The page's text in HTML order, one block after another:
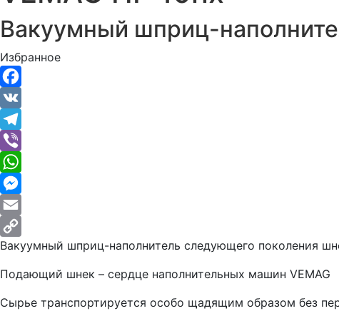
Вакуумный шприц-
Избранное
Facebook
VK
Telegram
Viber
WhatsApp
Messenger
Email
Copy
Link
Вакуумный шприц-наполнитель следующего поколения
Подающий шнек – сердце наполнительных машин VEMAG
Сырье транспортируется особо щадящим образом без